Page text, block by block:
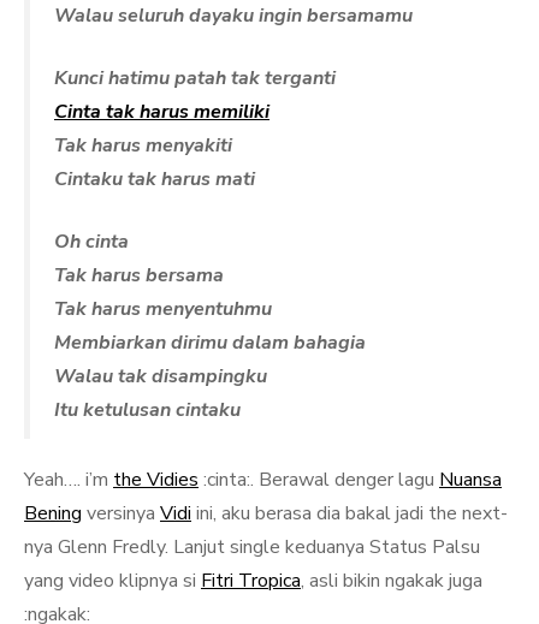
Walau seluruh dayaku ingin bersamamu
Kunci hatimu patah tak terganti
Cinta tak harus memiliki
Tak harus menyakiti
Cintaku tak harus mati
Oh cinta
Tak harus bersama
Tak harus menyentuhmu
Membiarkan dirimu dalam bahagia
Walau tak disampingku
Itu ketulusan cintaku
Yeah…. i’m the Vidies :cinta:. Berawal denger lagu Nuansa
Bening versinya Vidi ini, aku berasa dia bakal jadi the next-
nya Glenn Fredly. Lanjut single keduanya Status Palsu
yang video klipnya si Fitri Tropica, asli bikin ngakak juga
:ngakak: